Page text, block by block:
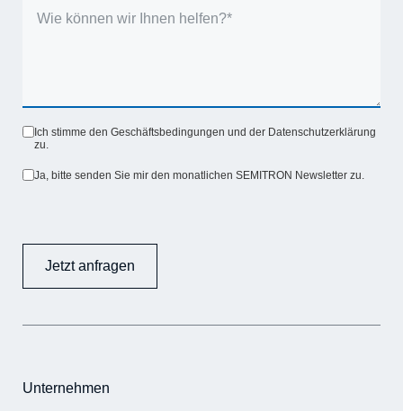
Ich stimme den Geschäftsbedingungen und der Datenschutzerklärung
zu.
Ja, bitte senden Sie mir den monatlichen SEMITRON Newsletter zu.
Jetzt anfragen
Unternehmen